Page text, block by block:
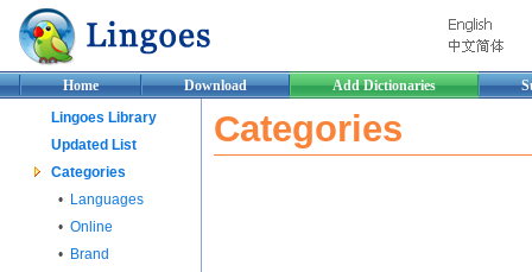
Home Download Add Dictionaries
Lingoes Library
Updated List
Categories
• Languages
• Online
• Brand
Categories